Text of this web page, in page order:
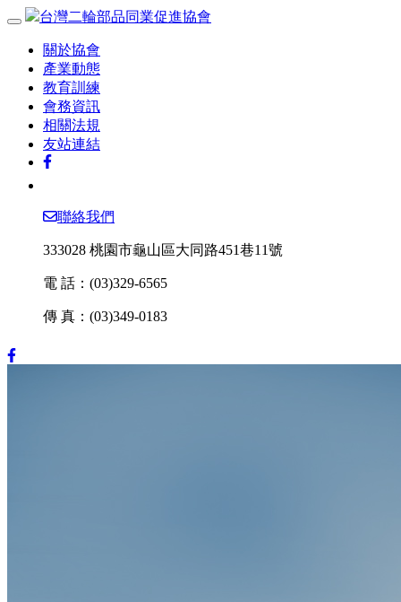
台灣二輪部品同業促進協會
關於協會
產業動態
教育訓練
會務資訊
相關法規
友站連結
聯絡我們
333028 桃園市龜山區大同路451巷11號
電 話： (03)329-6565
傳 真： (03)349-0183